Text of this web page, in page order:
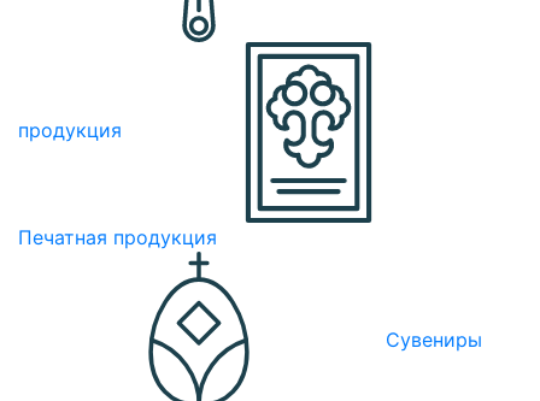
продукция
Печатная продукция
Сувениры